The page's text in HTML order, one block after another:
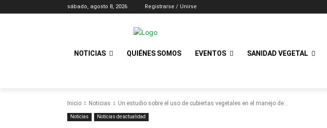
sábado, agosto 8, 2026 Registrarse / Unirse
NOTICIAS QUIÉNES SOMOS EVENTOS SANIDAD VEGETAL
Inicio Noticias Un estudio sobre el uso de cubiertas vegetales en el manejo de...
Noticias Noticias de actualidad